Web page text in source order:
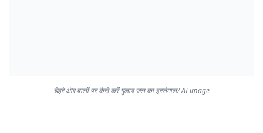
चेहरे और बालों पर कैसे करें गुलाब जल का इस्तेमाल? AI image